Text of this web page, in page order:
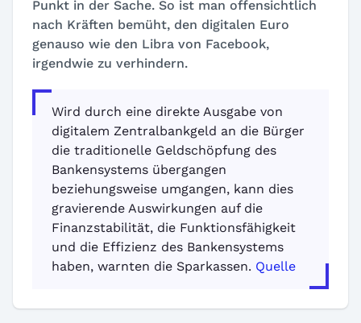
Punkt in der Sache. So ist man offensichtlich
nach Kräften bemüht, den digitalen Euro
genauso wie den Libra von Facebook,
irgendwie zu verhindern.
Wird durch eine direkte Ausgabe von
digitalem Zentralbankgeld an die Bürger
die traditionelle Geldschöpfung des
Bankensystems übergangen
beziehungsweise umgangen, kann dies
gravierende Auswirkungen auf die
Finanzstabilität, die Funktionsfähigkeit
und die Effizienz des Bankensystems
haben, warnten die Sparkassen. Quelle